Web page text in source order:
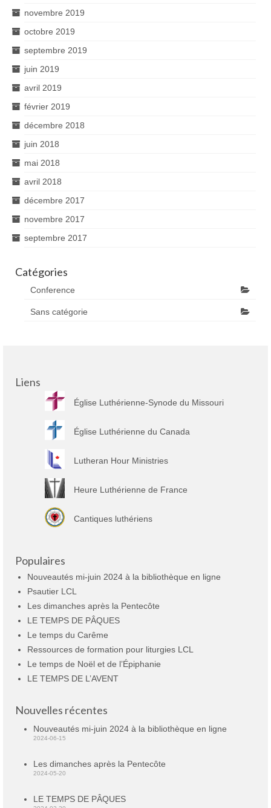
novembre 2019
octobre 2019
septembre 2019
juin 2019
avril 2019
février 2019
décembre 2018
juin 2018
mai 2018
avril 2018
décembre 2017
novembre 2017
septembre 2017
Catégories
Conference
Sans catégorie
Liens
Église Luthérienne-Synode du Missouri
Église Luthérienne du Canada
Lutheran Hour Ministries
Heure Luthérienne de France
Cantiques luthériens
Populaires
Nouveautés mi-juin 2024 à la bibliothèque en ligne
Psautier LCL
Les dimanches après la Pentecôte
LE TEMPS DE PÂQUES
Le temps du Carême
Ressources de formation pour liturgies LCL
Le temps de Noël et de l’Épiphanie
LE TEMPS DE L’AVENT
Nouvelles récentes
Nouveautés mi-juin 2024 à la bibliothèque en ligne
2024-06-15
Les dimanches après la Pentecôte
2024-05-20
LE TEMPS DE PÂQUES